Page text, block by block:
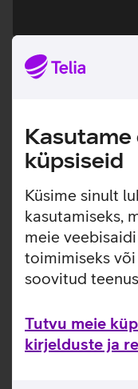
Kasutame
küpsiseid
Küsime sinult
kasutamiseks,
meie
toimimiseks
soovitud
Tutvu meie
kirjelduste ja
Andmete
laadimine